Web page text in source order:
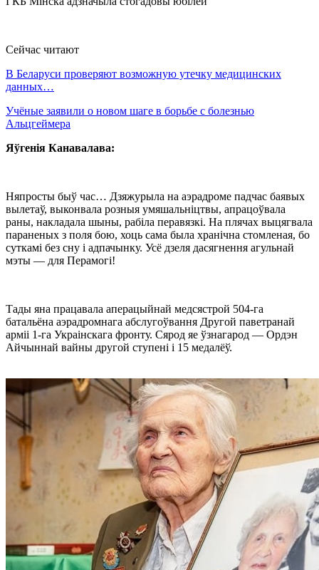
Сейчас читают
В Беларуси проверяют возможную утечку медицинских
данных…
Учёные заявили о новом шаге в борьбе с болезнью
Альцгеймера
Яўгенія Канавалава:
Няпросты быў час… Дзяжурыла на аэрадроме падчас баявых
вылетаў, выконвала розныя умяшальніцтвы, апрацоўвала
раны, накладала шыны, рабіла перавязкі. На плячах выцягвала
параненых з поля бою, хоць сама была хранічна стомленая, бо
суткамі без сну і адпачынку. Усё дзеля дасягнення агульнай
мэты — для Перамогі!
Тады яна працавала аперацыйнай медсястрой 504-га
батальёна аэрадромнага абслугоўвання Другой паветранай
арміі 1-га Украінскага фронту. Сярод яе ўзнагарод — Ордэн
Айчыннай вайны другой ступені і 15 медалёў.